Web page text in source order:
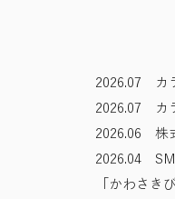
2026.07 カ
2026.07 カ
2026.06 株
2026.04
「かわさき